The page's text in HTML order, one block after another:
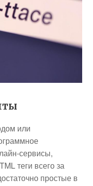
или
сервисы,
теги всего за
простые в